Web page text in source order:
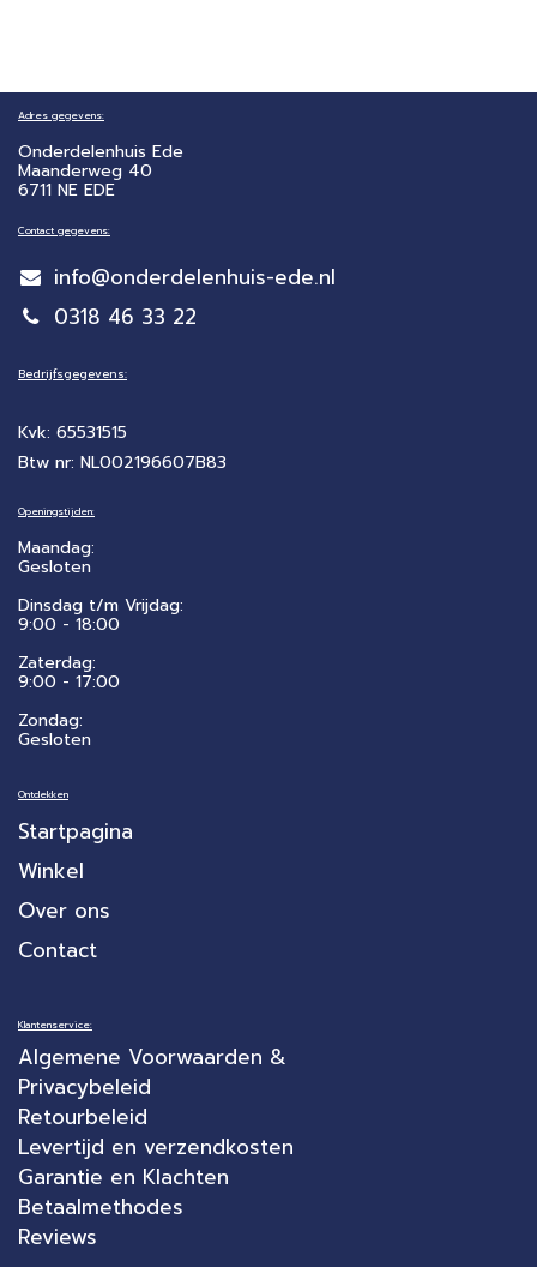
Adres gegevens:
Onderdelenhuis Ede
Maanderweg 40
6711 NE EDE
Contact gegevens:
info@onderdelenhuis-ede.nl
0318 46 33 22
Bedrijfsgegevens:
Kvk: 65531515
Btw nr: NL002196607B83
Openingstijden:
Maandag:
Gesloten
Dinsdag t/m Vrijdag:
9:00 - 18:00
Zaterdag:
​9:00 - 17:00
Zondag:
Gesloten
Ontdekken
Startpagina
Winkel
Over ons
Contact
Klantenservice:
Algemene Voorwaarden &
Privacybeleid
Retourbeleid
Levertijd en verzendkosten
Garantie en Klachten
Betaalmethodes
Reviews